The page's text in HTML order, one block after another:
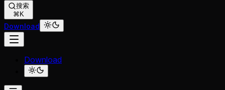
搜索
⌘K
Download
Download